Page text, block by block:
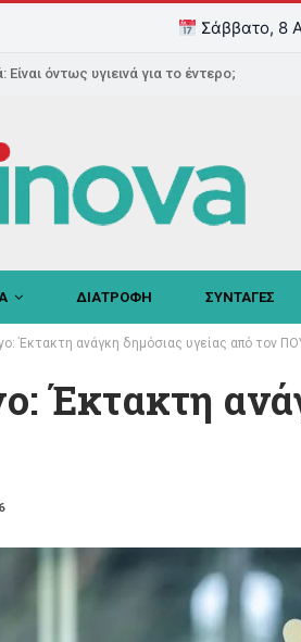
Σάββατο, 8
όντως υγιεινά για το έντερο;
ΔΙΑΤΡΟΦΗ ΣΥΝΤΑΓΕΣ
Έκτακτη ανάγκη δημόσιας υγείας από τον
Έκτακτη